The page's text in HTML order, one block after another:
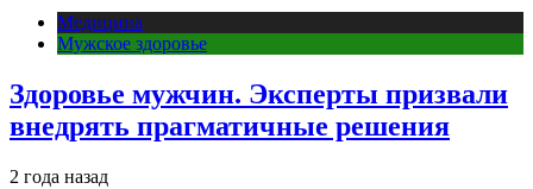
Медицина
Мужское здоровье
Здоровье мужчин. Эксперты призвали
внедрять прагматичные решения
2 года назад